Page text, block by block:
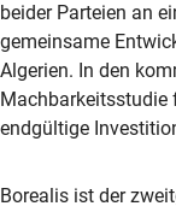
beider Parteien an
gemeinsame
Algerien. In den
Machbarkeitsstudie
endgültige
Borealis ist der